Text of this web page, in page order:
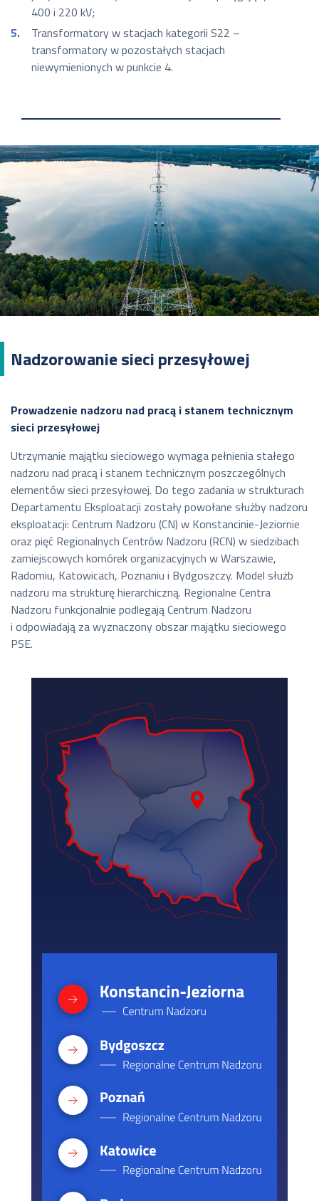
400 i 220 kV;
Transformatory w stacjach kategorii S22 –
transformatory w pozostałych stacjach
niewymienionych w punkcie 4.
Nadzorowanie sieci przesyłowej
Prowadzenie nadzoru nad pracą i stanem technicznym
sieci przesyłowej
Utrzymanie majątku sieciowego wymaga pełnienia stałego
nadzoru nad pracą i stanem technicznym poszczególnych
elementów sieci przesyłowej. Do tego zadania w strukturach
Departamentu Eksploatacji zostały powołane służby nadzoru
eksploatacji: Centrum Nadzoru (CN) w Konstancinie-Jeziornie
oraz pięć Regionalnych Centrów Nadzoru (RCN) w siedzibach
zamiejscowych komórek organizacyjnych w Warszawie,
Radomiu, Katowicach, Poznaniu i Bydgoszczy. Model służb
nadzoru ma strukturę hierarchiczną. Regionalne Centra
Nadzoru funkcjonalnie podlegają Centrum Nadzoru
i odpowiadają za wyznaczony obszar majątku sieciowego
PSE.